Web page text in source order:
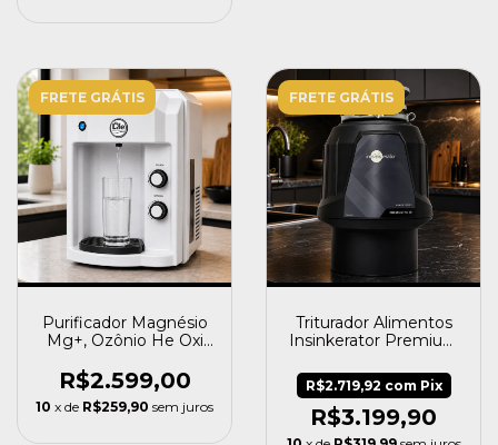
FRETE GRÁTIS
Purificador Magnésio
Mg+, Ozônio He Oxi
R$2.599,00
10 x de R$259,90 sem juros
FRETE GRÁTIS
Triturador Alimentos
Insinkerator Premium
HP
R$3.199,90
R$2.719,92 com Pix